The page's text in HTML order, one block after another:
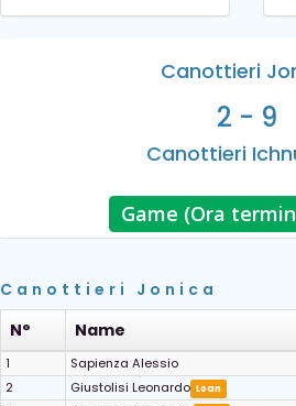
Canottieri
2 - 9
Canottieri
Game (Ora
Canottieri Jonica
N°
Name
1
Sapienza Alessio
2
Giustolisi Leonardo Loan